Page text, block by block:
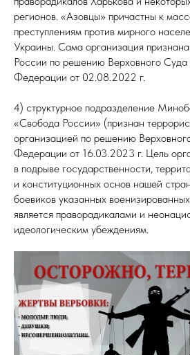
регионов. «Азовцы» причастны к
преступлениям против мирного
Украины. Сама организация
России по решению Верховного Суда
Федерации от 02.08.2022 г.
4) структурное подразделение
«Свобода России» (признан
организацией по решению
Федерации от 16.03.2023 г. Цель
в подрыве государственности,
и конституционных основ нашей
боевиков указанных
является праворадикалами и
идеологическим убеждениям.